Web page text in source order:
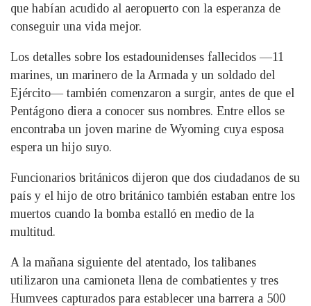
que habían acudido al aeropuerto con la esperanza de
conseguir una vida mejor.
Los detalles sobre los estadounidenses fallecidos —11
marines, un marinero de la Armada y un soldado del
Ejército— también comenzaron a surgir, antes de que el
Pentágono diera a conocer sus nombres. Entre ellos se
encontraba un joven marine de Wyoming cuya esposa
espera un hijo suyo.
Funcionarios británicos dijeron que dos ciudadanos de su
país y el hijo de otro británico también estaban entre los
muertos cuando la bomba estalló en medio de la
multitud.
A la mañana siguiente del atentado, los talibanes
utilizaron una camioneta llena de combatientes y tres
Humvees capturados para establecer una barrera a 500